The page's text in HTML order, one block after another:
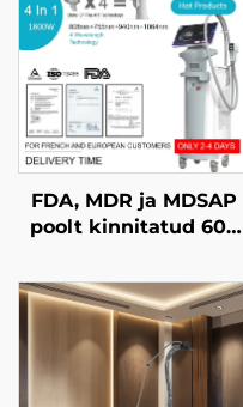
FDA, MDR ja MDSAP
poolt kinnitatud 600
3000 W võimsusega
4-in-1 diodlasermasin
juukse
eemaldamiseks, millel
on asendatavad